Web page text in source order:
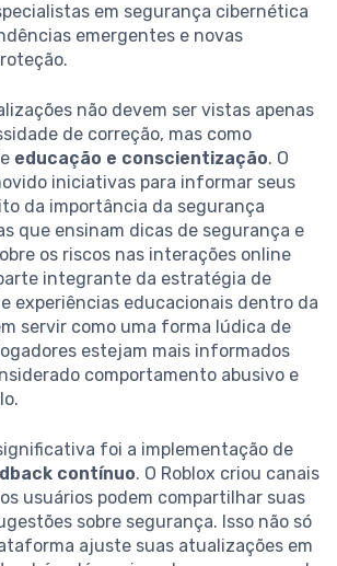
em segurança cibernética
emergentes e novas
não devem ser vistas apenas
de correção, mas como
educação e conscientização. O
iniciativas para informar seus
da importância da segurança
que ensinam dicas de segurança e
os riscos nas interações online
integrante da estratégia de
experiências educacionais dentro da
servir como uma forma lúdica de
estejam mais informados
comportamento abusivo e
foi a implementação de
contínuo. O Roblox criou canais
usuários podem compartilhar suas
sobre segurança. Isso não só
ajuste suas atualizações em